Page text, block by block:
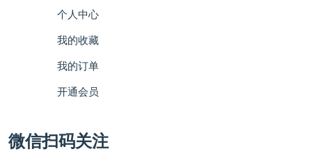
个人中心
我的收藏
我的订单
开通会员
微信扫码关注